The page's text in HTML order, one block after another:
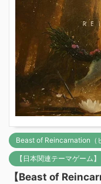
Beast of Reincarnation（
【日本関連テーマゲーム】
【Beast of